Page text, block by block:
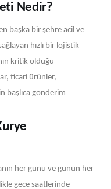
Nedir?
başka bir şehre acil ve
hızlı bir lojistik
kritik olduğu
ticari ürünler,
başlıca gönderim
her günü ve günün her
gece saatlerinde